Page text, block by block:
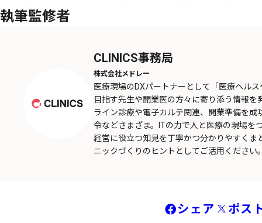
執筆監修者
CLINICS事務局
株式会社メドレー
医療現場のDXパートナーとして「医療ヘル
目指す先生や開業医の方々に寄り添う情報
ライン診療や電子カルテ関連、開業準備を
令などさまざま。ITの力で人と医療の現場を
経営に役立つ知見を丁寧かつ分かりやすくま
ニックづくりのヒントとしてご活用ください
シェア ポス